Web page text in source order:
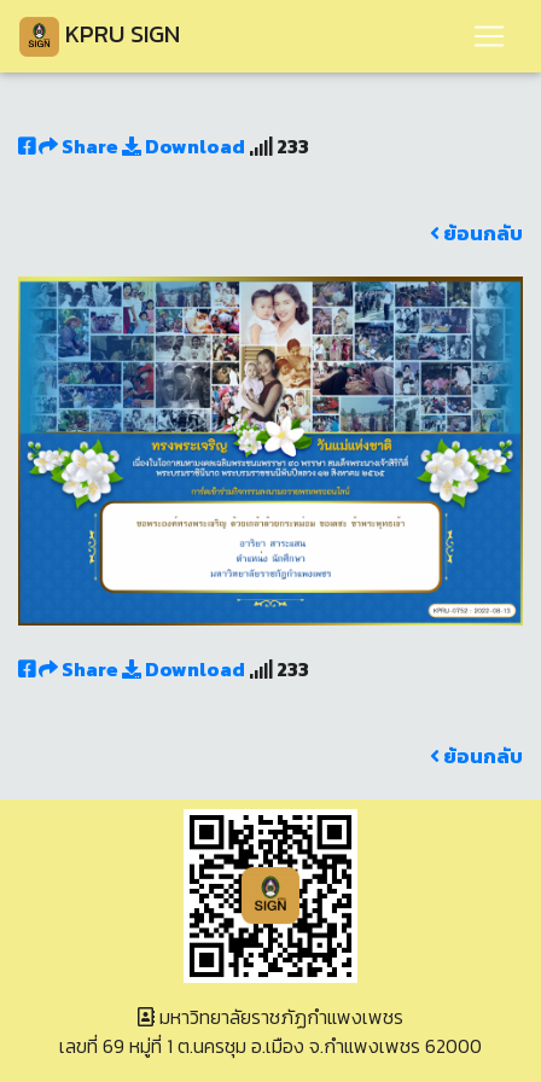
KPRU SIGN
Share Download 233
ย้อนกลับ
Share Download 233
ย้อนกลับ
มหาวิทยาลัยราชภัฏกำแพงเพชร
เลขที่ 69 หมู่ที่ 1 ต.นครชุม อ.เมือง จ.กำแพงเพชร 62000